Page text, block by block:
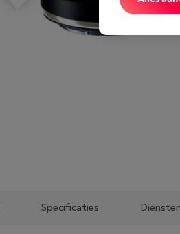
Specificaties